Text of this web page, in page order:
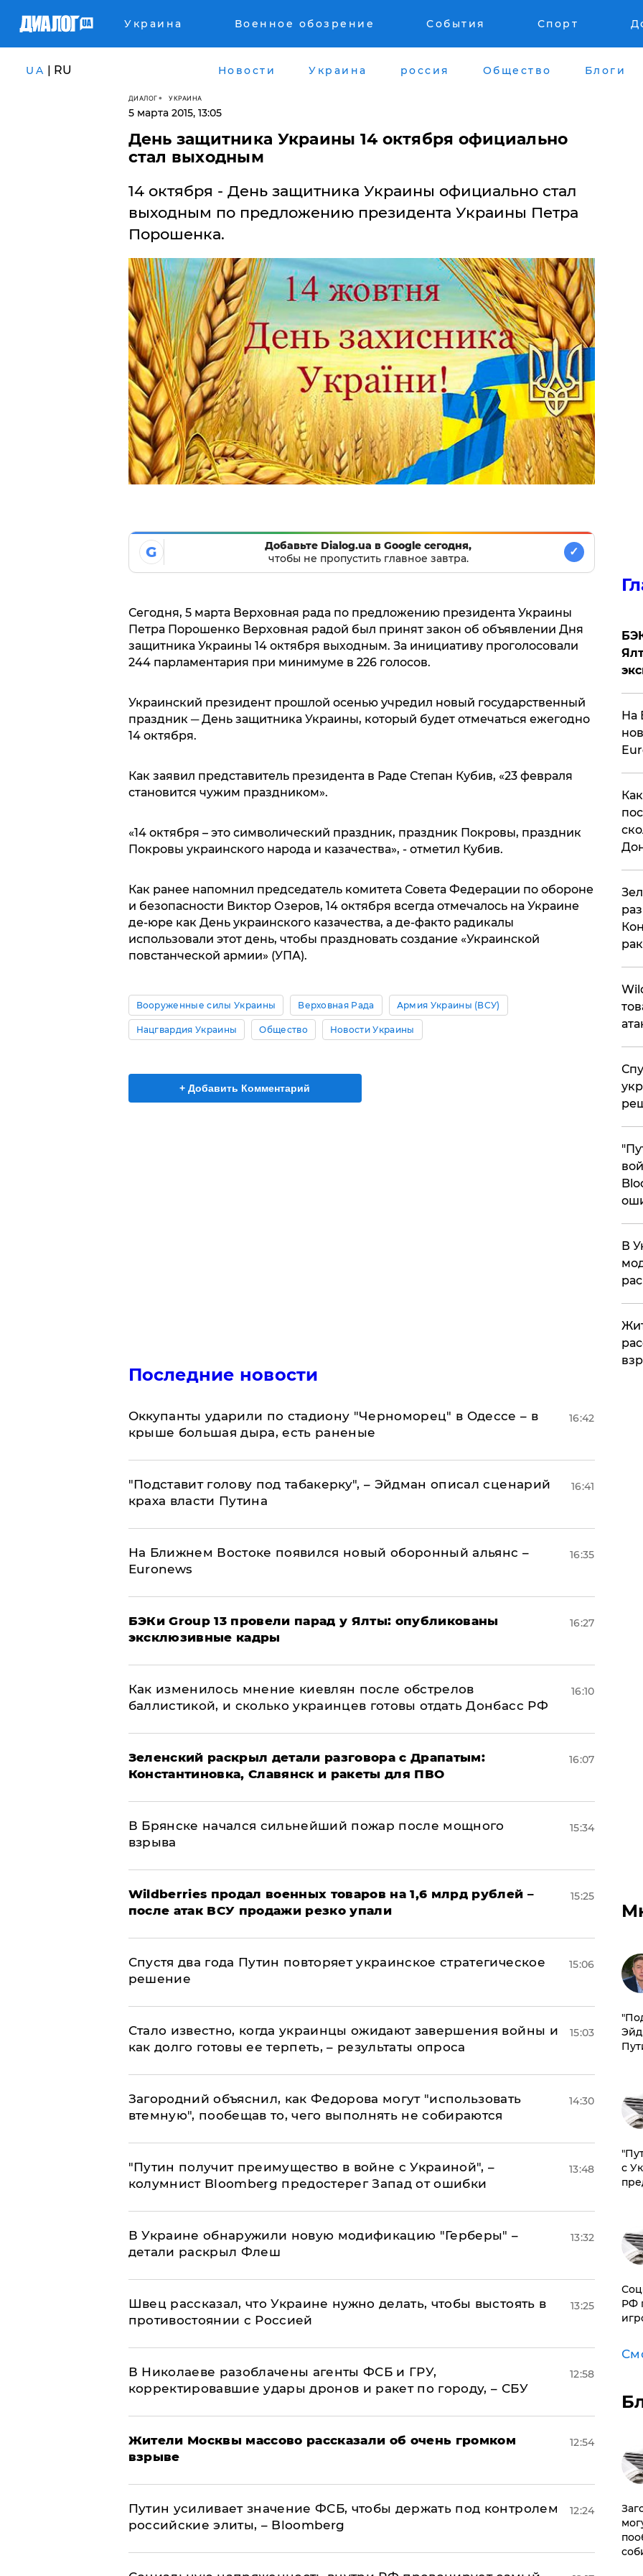
Украина Военное обозрение События Спорт
UA | RU Новости Украина россия Общество Блоги
ДИАЛОГ УКРАИНА
5 марта 2015, 13:05
День защитника Украины 14 октября официально
стал выходным
14 октября - День защитника Украины официально стал
выходным по предложению президента Украины Петра
Порошенка.
G
Добавьте Dialog.ua в Google сегодня,
чтобы не пропустить главное завтра.
✓
Сегодня, 5 марта Верховная рада по предложению президента Украины
Петра Порошенко Верховная радой был принят закон об объявлении Дня
защитника Украины 14 октября выходным. За инициативу проголосовали
244 парламентария при минимуме в 226 голосов.
Украинский президент прошлой осенью учредил новый государственный
праздник ─ День защитника Украины, который будет отмечаться ежегодно
14 октября.
Как заявил представитель президента в Раде Степан Кубив, «23 февраля
становится чужим праздником».
«14 октября – это символический праздник, праздник Покровы, праздник
Покровы украинского народа и казачества», - отметил Кубив.
Как ранее напомнил председатель комитета Совета Федерации по обороне
и безопасности Виктор Озеров, 14 октября всегда отмечалось на Украине
де-юре как День украинского казачества, а де-факто радикалы
использовали этот день, чтобы праздновать создание «Украинской
повстанческой армии» (УПА).
Вооруженные силы Украины Верховная Рада Армия Украины (ВСУ)
Нацгвардия Украины Общество Новости Украины
+ Добавить Комментарий
Последние новости
Оккупанты ударили по стадиону "Черноморец" в Одессе – в
крыше большая дыра, есть раненые
16:42
​"Подставит голову под табакерку", – Эйдман описал сценарий
краха власти Путина
16:41
На Ближнем Востоке появился новый оборонный альянс –
Euronews
16:35
​БЭКи Group 13 провели парад у Ялты: опубликованы
эксклюзивные кадры
16:27
Как изменилось мнение киевлян после обстрелов
баллистикой, и сколько украинцев готовы отдать Донбасс РФ
16:10
​Зеленский раскрыл детали разговора с Драпатым:
Константиновка, Славянск и ракеты для ПВО
16:07
В Брянске начался сильнейший пожар после мощного
взрыва
15:34
​Wildberries продал военных товаров на 1,6 млрд рублей –
после атак ВСУ продажи резко упали
15:25
Спустя два года Путин повторяет украинское стратегическое
решение
15:06
Стало известно, когда украинцы ожидают завершения войны и
как долго готовы ее терпеть, – результаты опроса
15:03
Загородний объяснил, как Федорова могут "использовать
втемную", пообещав то, чего выполнять не собираются
14:30
"Путин получит преимущество в войне с Украиной", –
колумнист Bloomberg предостерег Запад от ошибки
13:48
В Украине обнаружили новую модификацию "Герберы" –
детали раскрыл Флеш
13:32
Швец рассказал, что Украине нужно делать, чтобы выстоять в
противостоянии с Россией
13:25
В Николаеве разоблачены агенты ФСБ и ГРУ,
корректировавшие удары дронов и ракет по городу, – СБУ
12:58
Жители Москвы массово рассказали об очень громком
взрыве
12:54
Путин усиливает значение ФСБ, чтобы держать под контролем
российские элиты, – Bloomberg
12:24
На
В
с
РФ